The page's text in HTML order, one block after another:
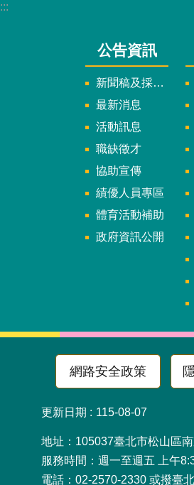
:::
公告資訊
新聞稿及採訪通知
最新消息
活動訊息
職缺徵才
協助宣傳
績優人員專區
體育活動補助
政府資訊公開
網路安全政策
更新日期 115-08-07
地址：105037
服務時間：週一至週五 上午
電話：02-2570-2330 或撥臺